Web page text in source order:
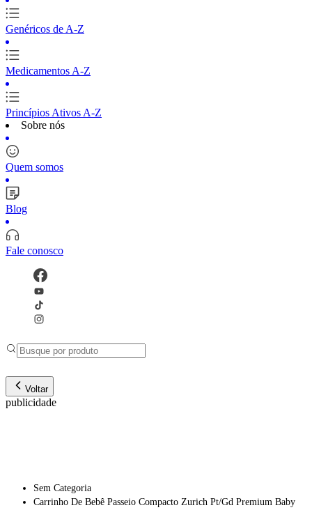
Genéricos de A-Z
Medicamentos A-Z
Princípios Ativos A-Z
Sobre nós
Quem somos
Blog
Fale conosco
Voltar
publicidade
Sem Categoria
Carrinho De Bebê Passeio Compacto Zurich Pt/Gd Premium Baby